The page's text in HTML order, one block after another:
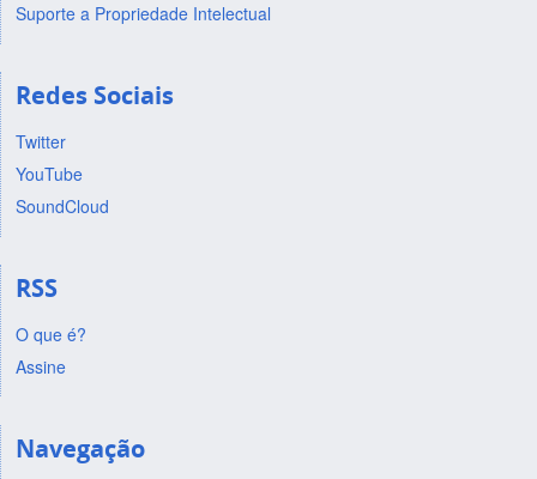
Suporte a Propriedade Intelectual
Redes Sociais
Twitter
YouTube
SoundCloud
RSS
O que é?
Assine
Navegação